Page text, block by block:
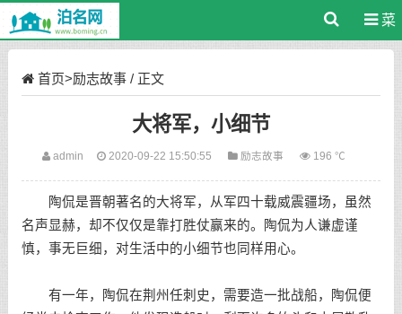
菜
首页>励志故事/ 正文
大将军，小细节
admin 2020-09-22 15:50:55 励志故事 196 ℃
陶侃是晋朝著名的大将军，从军四十载威震疆场，虽然
名声显赫，却不仅仅是靠打胜仗赢来的。陶侃为人谦虚谨
慎，事无巨细，对生活中的小细节也同样用心。
有一年，陶侃在荆州任刺史，需要造一批战船，陶侃便